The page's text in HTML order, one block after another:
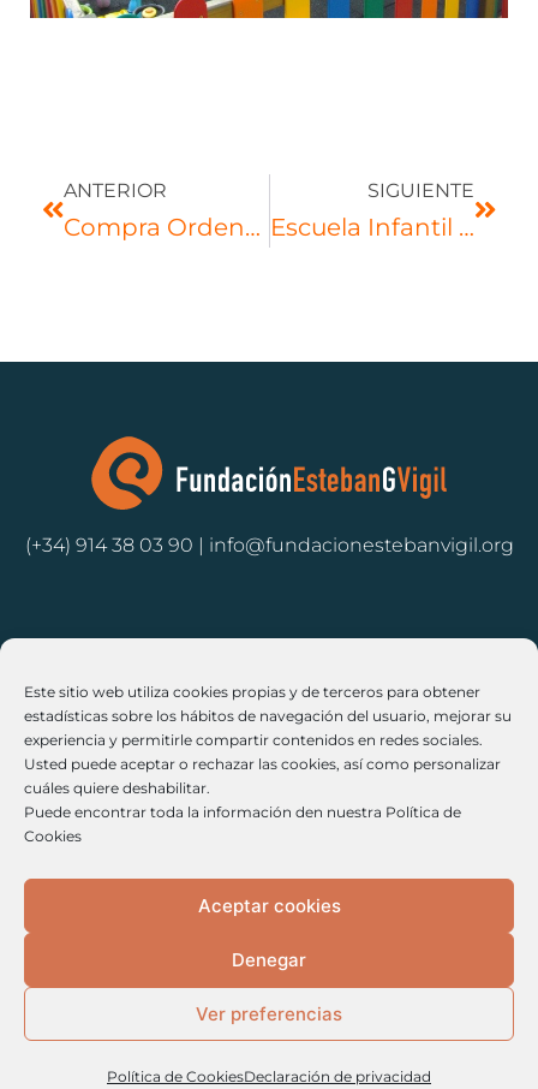
Este sitio web utiliza cookies propias y de terceros para obtener
estadísticas sobre los hábitos de navegación del usuario, mejorar su
experiencia y permitirle compartir contenidos en redes sociales.
Usted puede aceptar o rechazar las cookies, así como personalizar
cuáles quiere deshabilitar.
Puede encontrar toda la información den nuestra Política de
Cookies
Aceptar cookies
Denegar
Ver preferencias
Política de CookiesDeclaración de privacidad
ANTERIOR
Compra Ordenadores Para Escuela Infantíl (España) 3.800€
SIGUIENTE
Escuela Infantil Ntra Sra Del Rosario: Comedor Y Material Psicomotricidad (España) 4.550€
(+34) 914 38 03 90 | info@fundacionestebanvigil.org
Políticas de Privacidad
Legales
Políticas de Cancelación / Devolución